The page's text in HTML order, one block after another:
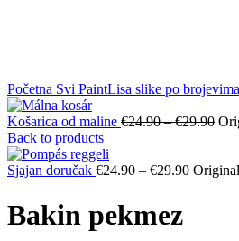
Početna Svi PaintLisa slike po brojevima
Košarica od maline €24.90–€29.90
Back to products
Sjajan doručak €24.90–€29.90
Bakin pekmez